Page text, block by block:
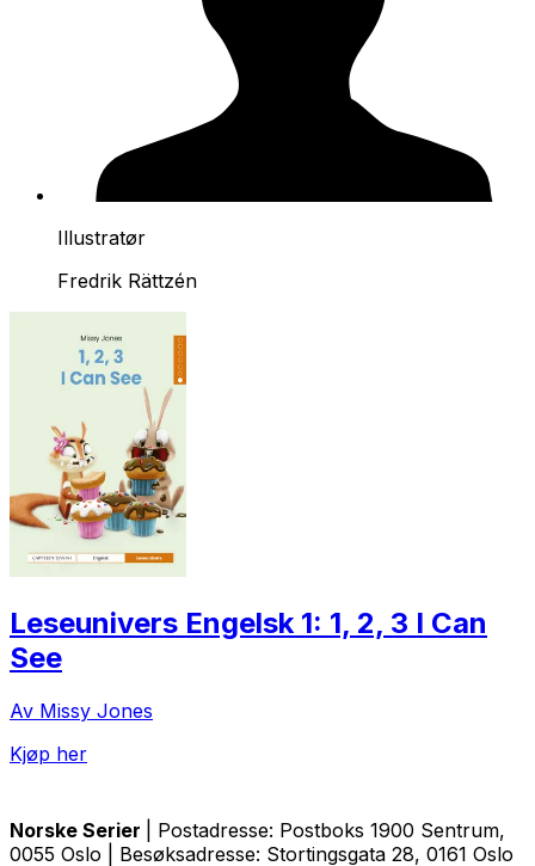
Illustratør
Fredrik Rättzén
Leseunivers Engelsk 1: 1, 2, 3 I Can
See
Av Missy Jones
Kjøp her
Norske Serier
| Postadresse: Postboks 1900 Sentrum,
0055 Oslo | Besøksadresse: Stortingsgata 28, 0161 Oslo